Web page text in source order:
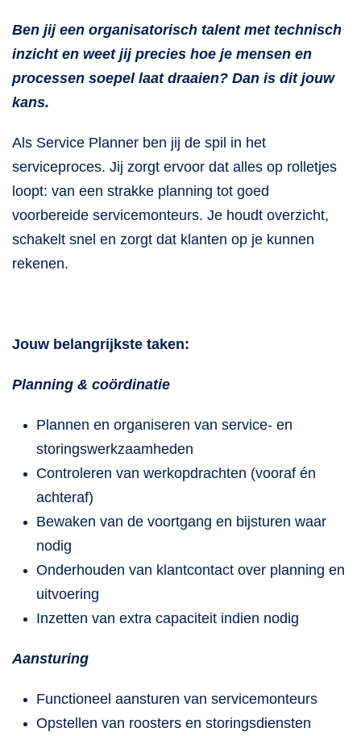
Ben jij een organisatorisch talent met technisch
inzicht en weet jij precies hoe je mensen en
processen soepel laat draaien? Dan is dit jouw
kans.
Als Service Planner ben jij de spil in het
serviceproces. Jij zorgt ervoor dat alles op rolletjes
loopt: van een strakke planning tot goed
voorbereide servicemonteurs. Je houdt overzicht,
schakelt snel en zorgt dat klanten op je kunnen
rekenen.
Jouw belangrijkste taken:
Planning & coördinatie
Plannen en organiseren van service- en
storingswerkzaamheden
Controleren van werkopdrachten (vooraf én
achteraf)
Bewaken van de voortgang en bijsturen waar
nodig
Onderhouden van klantcontact over planning en
uitvoering
Inzetten van extra capaciteit indien nodig
Aansturing
Functioneel aansturen van servicemonteurs
Opstellen van roosters en storingsdiensten